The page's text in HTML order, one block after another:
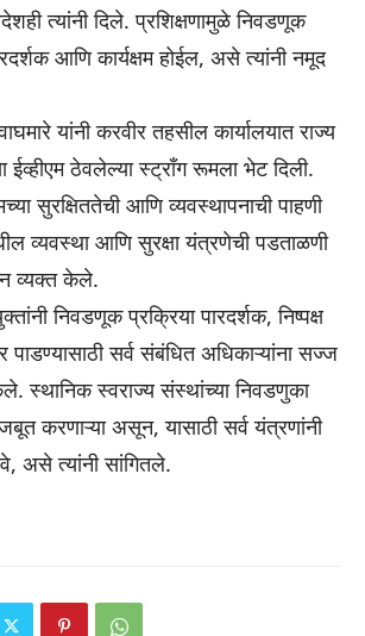
त्यांनी दिले. प्रशिक्षणामुळे निवडणूक
आणि कार्यक्षम होईल, असे त्यांनी नमूद
यांनी करवीर तहसील कार्यालयात राज्य
ईव्हीएम ठेवलेल्या स्ट्राँग रूमला भेट दिली.
सुरक्षिततेची आणि व्यवस्थापनाची पाहणी
व्यवस्था आणि सुरक्षा यंत्रणेची पडताळणी
व्यक्त केले.
निवडणूक प्रक्रिया पारदर्शक, निष्पक्ष
सर्व संबंधित अधिकाऱ्यांना सज्ज
स्थानिक स्वराज्य संस्थांच्या निवडणुका
करणाऱ्या असून, यासाठी सर्व यंत्रणांनी
असे त्यांनी सांगितले.